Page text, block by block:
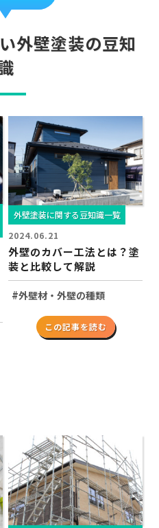
外壁塗装の豆知
外壁塗装に関する豆知識一覧
2024.06.21
外壁のカバー工法とは？塗
装と比較して解説
#外壁材・外壁の種類
この記事を読む